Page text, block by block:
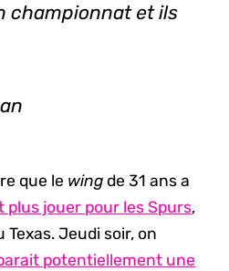
championnat et ils
que le wing de 31 ans a
plus jouer pour les Spurs,
Texas. Jeudi soir, on
potentiellement une